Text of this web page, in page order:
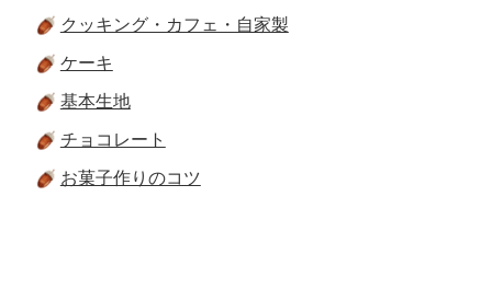
クッキング・カフェ・自家製
ケーキ
基本生地
チョコレート
お菓子作りのコツ